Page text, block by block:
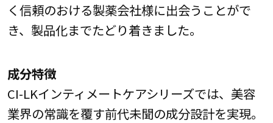
く信頼のおける製薬会社様に出会うことがで
き、製品化までたどり着きました。
成分特徴
CI-LKインティメートケアシリーズでは、美容
業界の常識を覆す前代未聞の成分設計を実現。